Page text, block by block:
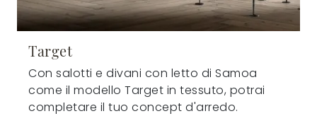
Target
Con salotti e divani con letto di Samoa
come il modello Target in tessuto, potrai
completare il tuo concept d'arredo.